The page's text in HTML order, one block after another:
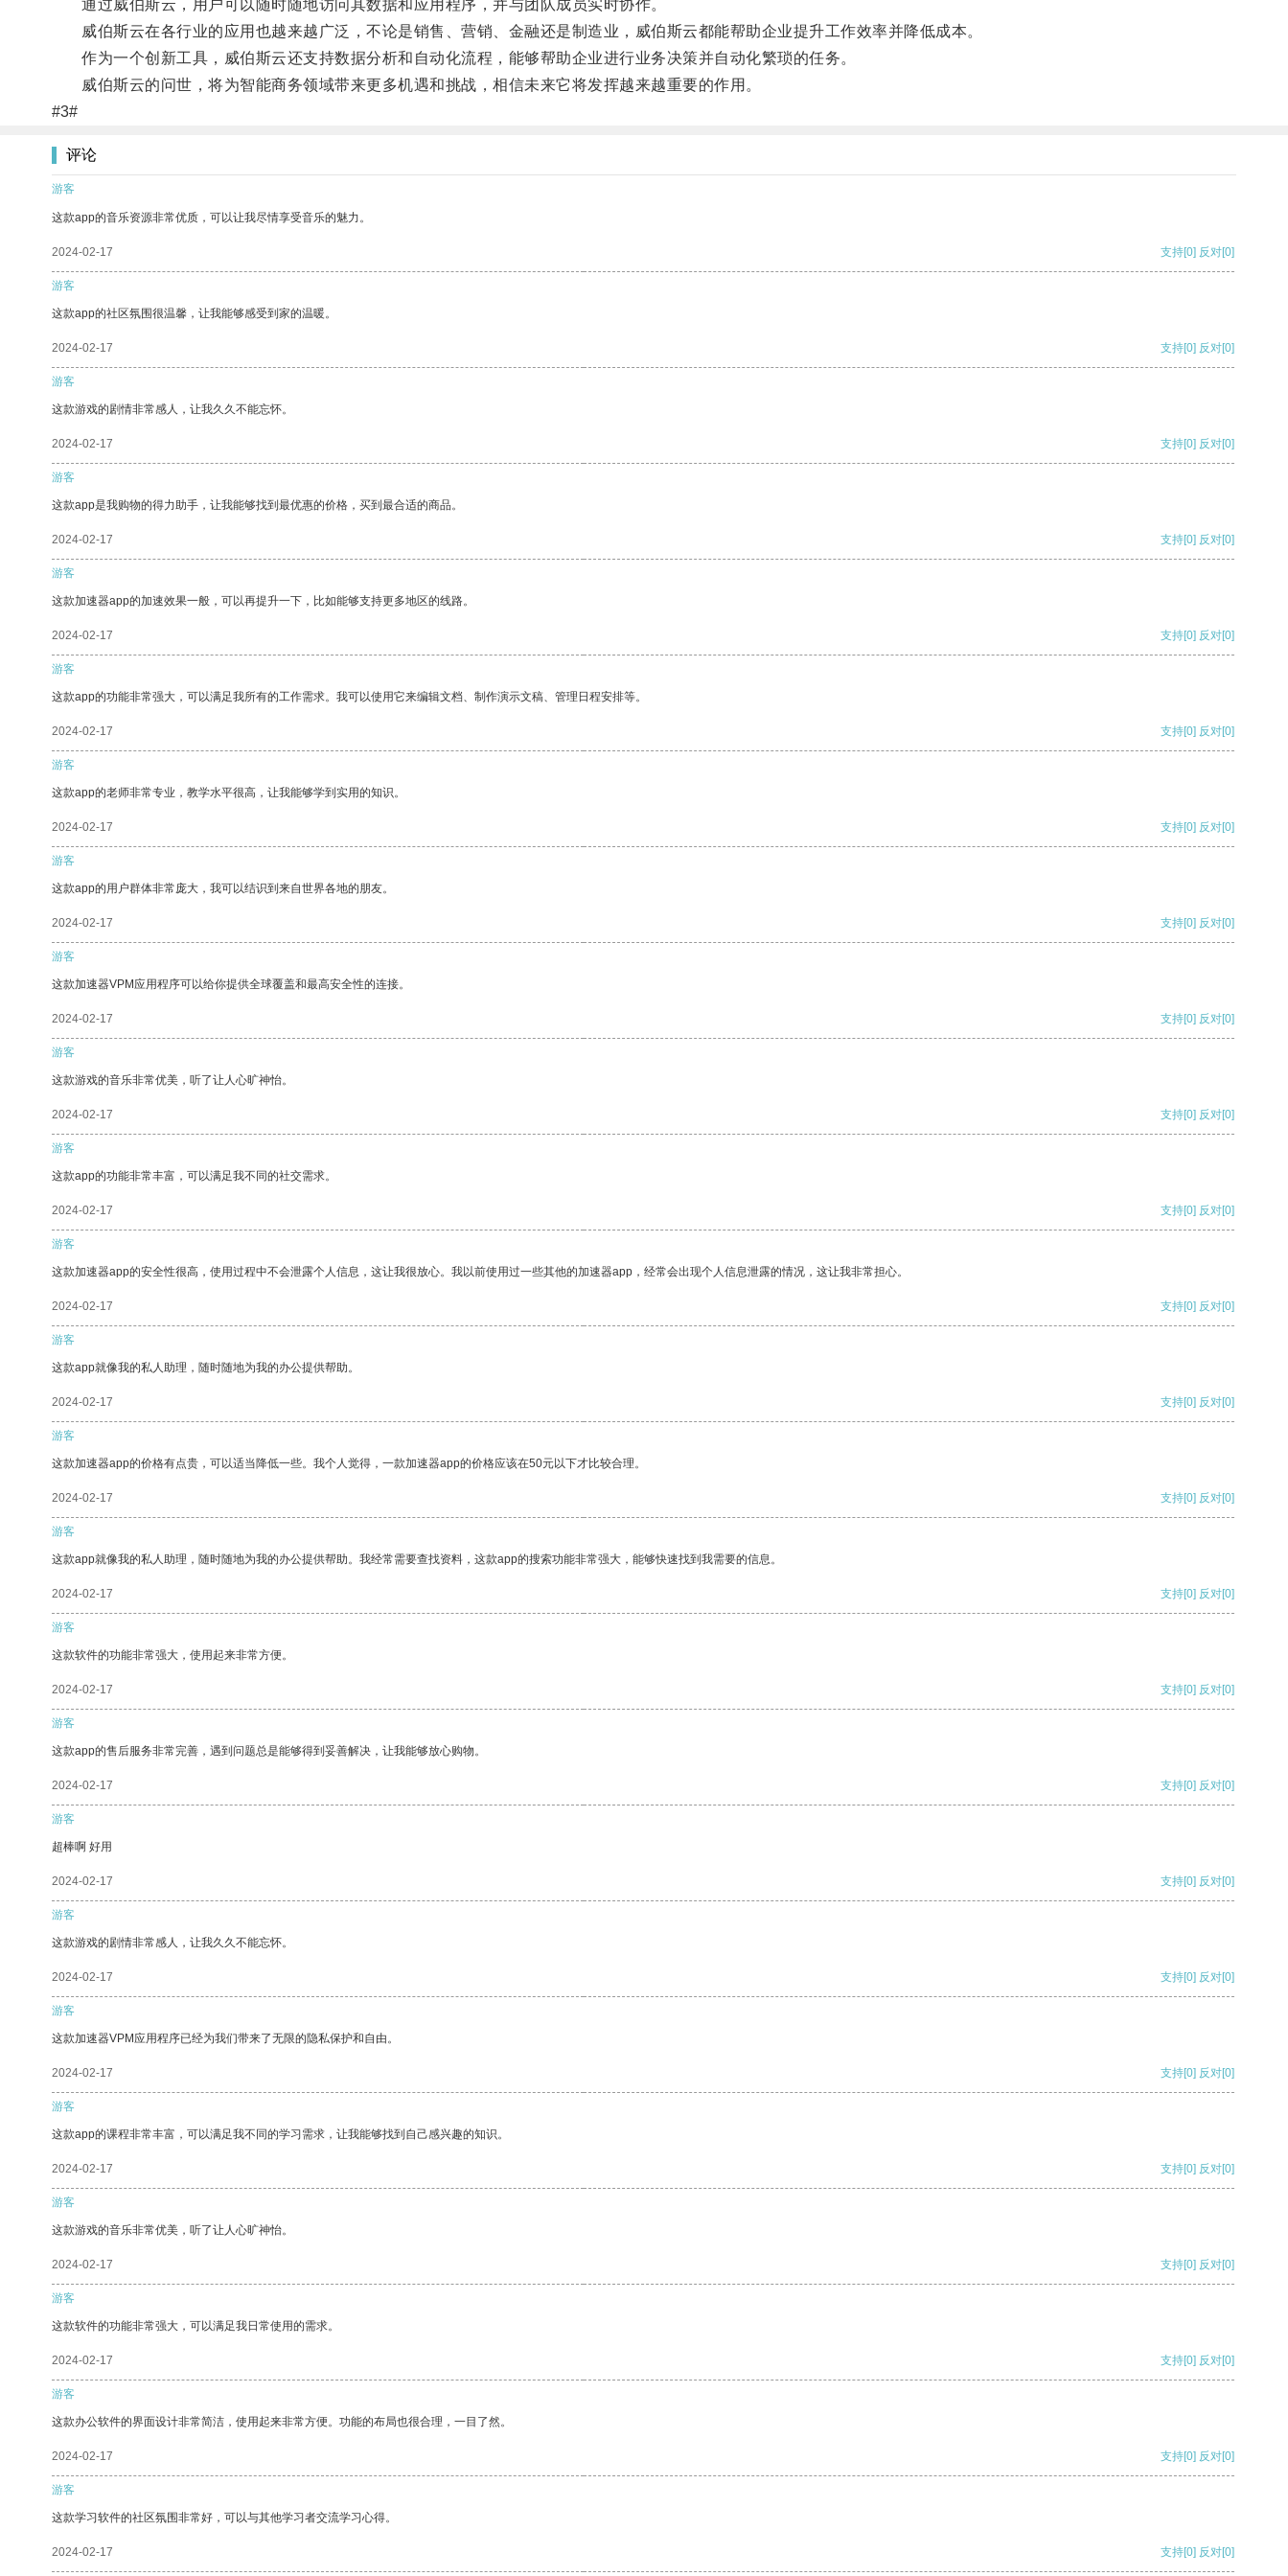
通过威伯斯云，用户可以随时随地访问其数据和应用程序，并与团队成员实时协作。
威伯斯云在各行业的应用也越来越广泛，不论是销售、营销、金融还是制造业，威伯斯云都能帮助企业提升工作效率并降低成本。
作为一个创新工具，威伯斯云还支持数据分析和自动化流程，能够帮助企业进行业务决策并自动化繁琐的任务。
威伯斯云的问世，将为智能商务领域带来更多机遇和挑战，相信未来它将发挥越来越重要的作用。
#3#
评论
游客
这款app的音乐资源非常优质，可以让我尽情享受音乐的魅力。
2024-02-17 支持[0] 反对[0]
游客
这款app的社区氛围很温馨，让我能够感受到家的温暖。
2024-02-17 支持[0] 反对[0]
游客
这款游戏的剧情非常感人，让我久久不能忘怀。
2024-02-17 支持[0] 反对[0]
游客
这款app是我购物的得力助手，让我能够找到最优惠的价格，买到最合适的商品。
2024-02-17 支持[0] 反对[0]
游客
这款加速器app的加速效果一般，可以再提升一下，比如能够支持更多地区的线路。
2024-02-17 支持[0] 反对[0]
游客
这款app的功能非常强大，可以满足我所有的工作需求。我可以使用它来编辑文档、制作演示文稿、管理日程安排等。
2024-02-17 支持[0] 反对[0]
游客
这款app的老师非常专业，教学水平很高，让我能够学到实用的知识。
2024-02-17 支持[0] 反对[0]
游客
这款app的用户群体非常庞大，我可以结识到来自世界各地的朋友。
2024-02-17 支持[0] 反对[0]
游客
这款加速器VPM应用程序可以给你提供全球覆盖和最高安全性的连接。
2024-02-17 支持[0] 反对[0]
游客
这款游戏的音乐非常优美，听了让人心旷神怡。
2024-02-17 支持[0] 反对[0]
游客
这款app的功能非常丰富，可以满足我不同的社交需求。
2024-02-17 支持[0] 反对[0]
游客
这款加速器app的安全性很高，使用过程中不会泄露个人信息，这让我很放心。我以前使用过一些其他的加速器app，经常会出现个人信息泄露的情况，这让我非常担心。
2024-02-17 支持[0] 反对[0]
游客
这款app就像我的私人助理，随时随地为我的办公提供帮助。
2024-02-17 支持[0] 反对[0]
游客
这款加速器app的价格有点贵，可以适当降低一些。我个人觉得，一款加速器app的价格应该在50元以下才比较合理。
2024-02-17 支持[0] 反对[0]
游客
这款app就像我的私人助理，随时随地为我的办公提供帮助。我经常需要查找资料，这款app的搜索功能非常强大，能够快速找到我需要的信息。
2024-02-17 支持[0] 反对[0]
游客
这款软件的功能非常强大，使用起来非常方便。
2024-02-17 支持[0] 反对[0]
游客
这款app的售后服务非常完善，遇到问题总是能够得到妥善解决，让我能够放心购物。
2024-02-17 支持[0] 反对[0]
游客
超棒啊 好用
2024-02-17 支持[0] 反对[0]
游客
这款游戏的剧情非常感人，让我久久不能忘怀。
2024-02-17 支持[0] 反对[0]
游客
这款加速器VPM应用程序已经为我们带来了无限的隐私保护和自由。
2024-02-17 支持[0] 反对[0]
游客
这款app的课程非常丰富，可以满足我不同的学习需求，让我能够找到自己感兴趣的知识。
2024-02-17 支持[0] 反对[0]
游客
这款游戏的音乐非常优美，听了让人心旷神怡。
2024-02-17 支持[0] 反对[0]
游客
这款软件的功能非常强大，可以满足我日常使用的需求。
2024-02-17 支持[0] 反对[0]
游客
这款办公软件的界面设计非常简洁，使用起来非常方便。功能的布局也很合理，一目了然。
2024-02-17 支持[0] 反对[0]
游客
这款学习软件的社区氛围非常好，可以与其他学习者交流学习心得。
2024-02-17 支持[0] 反对[0]